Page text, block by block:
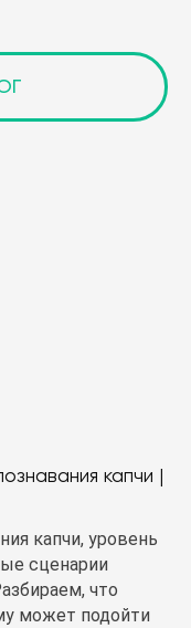
капчи |
капчи, уровень
сценарии
что
может подойти